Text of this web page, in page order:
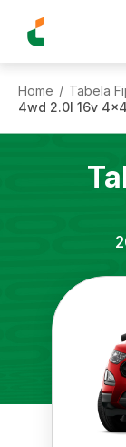
Home / Tabela
4wd 2.0l 16v 4x4